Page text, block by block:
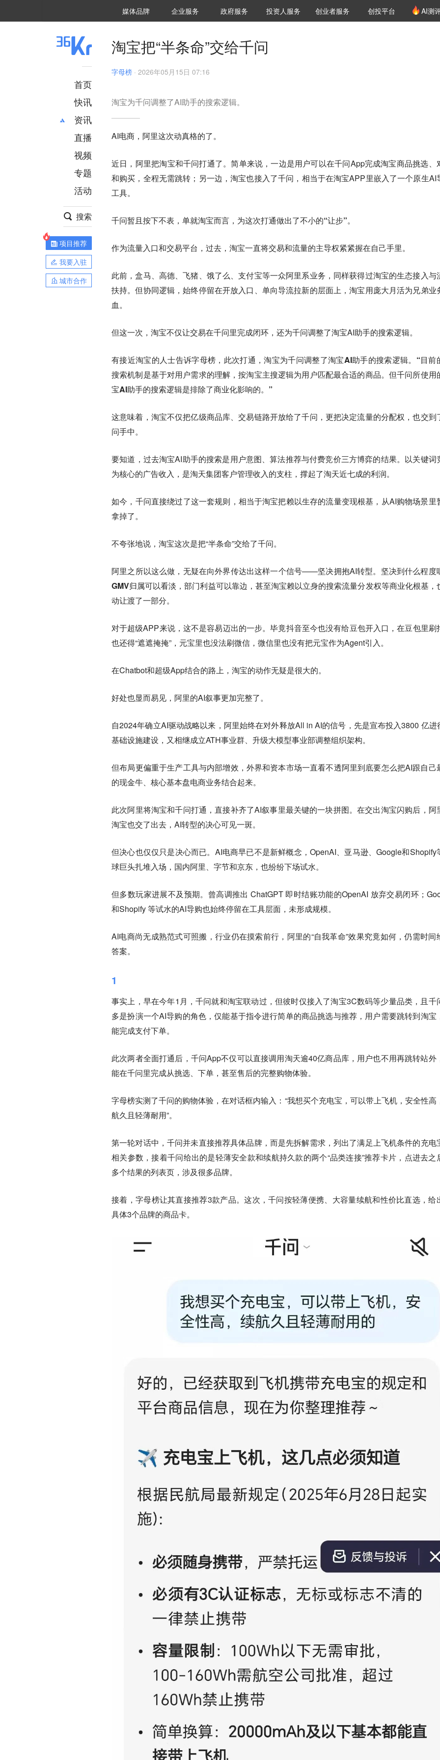
媒体品牌 36Kr研究院
企业服务 城市之窗
政府服务 VClub投资机构库
投资机构职位推介
投资人服务 创投氪堂
创业者服务 创投平台 AI测
首页
快讯
资讯
推荐
财经
项目推荐
安徽
直播
视频
专题
活动
搜索
项目推荐
我要入驻
城市合作
淘宝把“半条命”交给千问
字母榜 · 2026年05月15日 07:16
淘宝为千问调整了AI助手的搜索逻辑。
AI电商，阿里这次动真格的了。
近日，阿里把淘宝和千问打通了。简单来说，一边是用户可以在千问App完成淘宝商品挑选、
和购买，全程无需跳转；另一边，淘宝也接入了千问，相当于在淘宝APP里嵌入了一个原生AI
工具。
千问暂且按下不表，单就淘宝而言，为这次打通做出了不小的“让步”。
作为流量入口和交易平台，过去，淘宝一直将交易和流量的主导权紧紧握在自己手里。
此前，盒马、高德、飞猪、饿了么、支付宝等一众阿里系业务，同样获得过淘宝的生态接入与
扶持。但协同逻辑，始终停留在开放入口、单向导流拉新的层面上，淘宝用庞大月活为兄弟业
血。
但这一次，淘宝不仅让交易在千问里完成闭环，还为千问调整了淘宝AI助手的搜索逻辑。
有接近淘宝的人士告诉字母榜，此次打通，淘宝为千问调整了淘宝AI助手的搜索逻辑。“目前
搜索机制是基于对用户需求的理解，按淘宝主搜逻辑为用户匹配最合适的商品。但千问所使用
宝AI助手的搜索逻辑是排除了商业化影响的。”
这意味着，淘宝不仅把亿级商品库、交易链路开放给了千问，更把决定流量的分配权，也交到
问手中。
要知道，过去淘宝AI助手的搜索是用户意图、算法推荐与付费竞价三方博弈的结果。以关键词
为核心的广告收入，是淘天集团客户管理收入的支柱，撑起了淘天近七成的利润。
如今，千问直接绕过了这一套规则，相当于淘宝把赖以生存的流量变现根基，从AI购物场景里
拿掉了。
不夸张地说，淘宝这次是把“半条命”交给了千问。
阿里之所以这么做，无疑在向外界传达出这样一个信号——坚决拥抱AI转型。 坚决到什么程度
GMV归属可以看淡，部门利益可以靠边，甚至淘宝赖以立身的搜索流量分发权等商业化根基，
动让渡了一部分。
对于超级APP来说，这不是容易迈出的一步。毕竟抖音至今也没有给豆包开入口，在豆包里刷
也还得“遮遮掩掩”，元宝里也没法刷微信，微信里也没有把元宝作为Agent引入。
在Chatbot和超级App结合的路上，淘宝的动作无疑是很大的。
好处也显而易见，阿里的AI叙事更加完整了。
自2024年确立AI驱动战略以来，阿里始终在对外释放All in AI的信号，先是宣布投入3800 亿进
基础设施建设，又相继成立ATH事业群、升级大模型事业部调整组织架构。
但布局更偏重于生产工具与内部增效，外界和资本市场一直看不透阿里到底要怎么把AI跟自己
的现金牛、核心基本盘电商业务结合起来。
此次阿里将淘宝和千问打通，直接补齐了AI叙事里最关键的一块拼图。在交出淘宝闪购后，阿
淘宝也交了出去，AI转型的决心可见一斑。
但决心也仅仅只是决心而已。AI电商早已不是新鲜概念，OpenAI、亚马逊、Google和Shopify
球巨头扎堆入场，国内阿里、字节和京东，也纷纷下场试水。
但多数玩家进展不及预期。曾高调推出 ChatGPT 即时结账功能的OpenAI 放弃交易闭环；
和Shopify 等试水的AI导购也始终停留在工具层面，未形成规模。
AI电商尚无成熟范式可照搬，行业仍在摸索前行，阿里的“自我革命”效果究竟如何，仍需时间
答案。
1
事实上，早在今年1月，千问就和淘宝联动过，但彼时仅接入了淘宝3C数码等少量品类，且千
多是扮演一个AI导购的角色，仅能基于指令进行简单的商品挑选与推荐，用户需要跳转到淘宝
能完成支付下单。
此次两者全面打通后，千问App不仅可以直接调用淘天逾40亿商品库，用户也不用再跳转站外
能在千问里完成从挑选、下单，甚至售后的完整购物体验。
字母榜实测了千问的购物体验，在对话框内输入：“我想买个充电宝，可以带上飞机，安全性高
航久且轻薄耐用”。
第一轮对话中，千问并未直接推荐具体品牌，而是先拆解需求，列出了满足上飞机条件的充电
相关参数，接着千问给出的是轻薄安全款和续航持久款的两个“品类连接”推荐卡片，点进去之
多个结果的列表页，涉及很多品牌。
接着，字母榜让其直接推荐3款产品。这次，千问按轻薄便携、大容量续航和性价比直选，给
具体3个品牌的商品卡。